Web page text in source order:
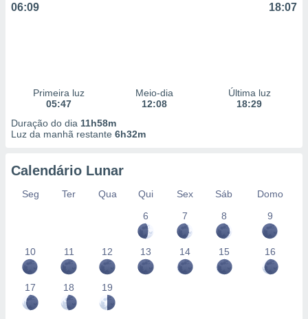
06:09 18:07
Primeira luz
05:47
Meio-dia
12:08
Última luz
18:29
Duração do dia 11h58m
Luz da manhã restante 6h32m
Calendário Lunar
Seg Ter Qua Qui Sex Sáb
Domo
6
7 8 9
10 11 12 13 14 15 16
17 18 19